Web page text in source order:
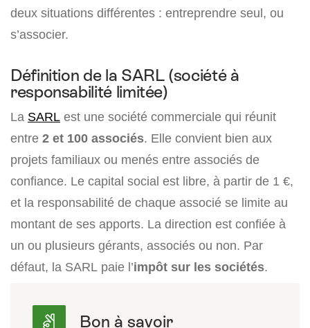
deux situations différentes : entreprendre seul, ou
s’associer.
Définition de la SARL (société à
responsabilité limitée)
La SARL est une société commerciale qui réunit
entre 2 et 100 associés. Elle convient bien aux
projets familiaux ou menés entre associés de
confiance. Le capital social est libre, à partir de 1 €,
et la responsabilité de chaque associé se limite au
montant de ses apports. La direction est confiée à
un ou plusieurs gérants, associés ou non. Par
défaut, la SARL paie l’impôt sur les sociétés.